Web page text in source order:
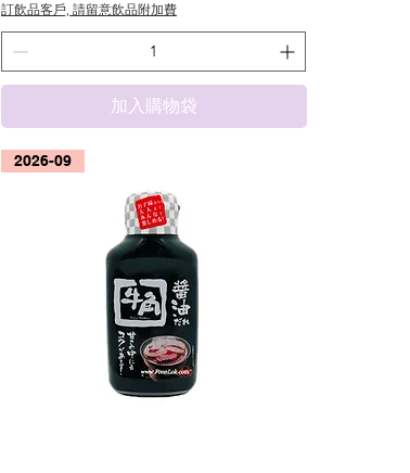
訂飲品客戶, 請留意飲品附加費
加入購物袋
2026-09